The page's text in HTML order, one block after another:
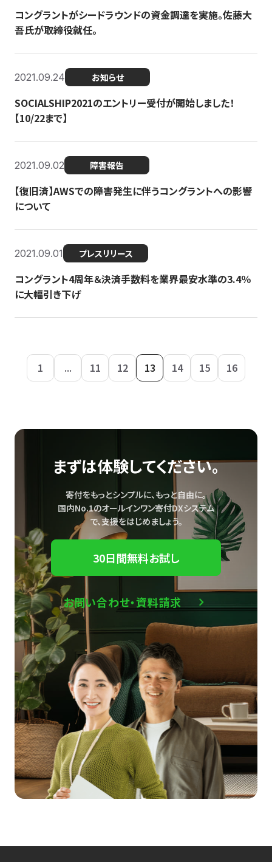
コングラントがシードラウンドの資金調達を実施。佐藤大
吾氏が取締役就任。
2021.09.24 お知らせ
SOCIALSHIP2021のエントリー受付が開始しました！
【10/22まで】
2021.09.02 障害報告
【復旧済】AWSでの障害発生に伴うコングラントへの影響
について
2021.09.01 プレスリリース
コングラント4周年＆決済手数料を業界最安水準の3.4％
に大幅引き下げ
1 ... 11 12 13 14 15 16
まずは体験してください。
寄付をもっとシンプルに、もっと自由に。
国内No.1のオールインワン寄付DXシステム
で、支援をはじめましょう。
30日間無料お試し
お問い合わせ・資料請求